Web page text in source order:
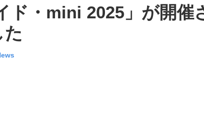
ド・mini 2025」が開催
た